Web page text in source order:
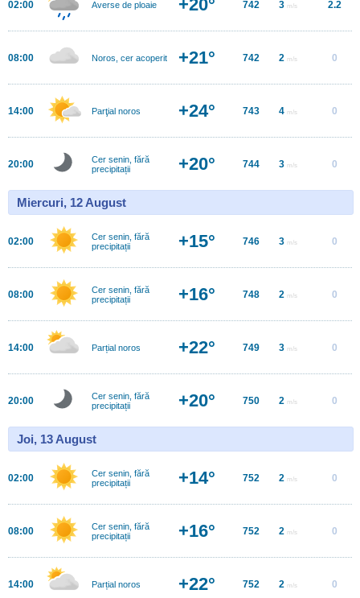
02:00 Averse de ploaie +20° 742 3 m/s 2.2
08:00 Noros, cer acoperit +21° 742 2 m/s 0
14:00 Parţial noros +24° 743 4 m/s 0
20:00
Cer senin, fără
precipitații
+20° 744 3 m/s 0
Miercuri, 12 August
02:00
Cer senin, fără
precipitații
+15° 746 3 m/s 0
08:00
Cer senin, fără
precipitații
+16° 748 2 m/s 0
14:00 Parțial noros +22° 749 3 m/s 0
20:00
Cer senin, fără
precipitații
+20° 750 2 m/s 0
Joi, 13 August
02:00
Cer senin, fără
precipitații
+14° 752 2 m/s 0
08:00
Cer senin, fără
precipitații
+16° 752 2 m/s 0
14:00 Parțial noros +22° 752 2 m/s 0